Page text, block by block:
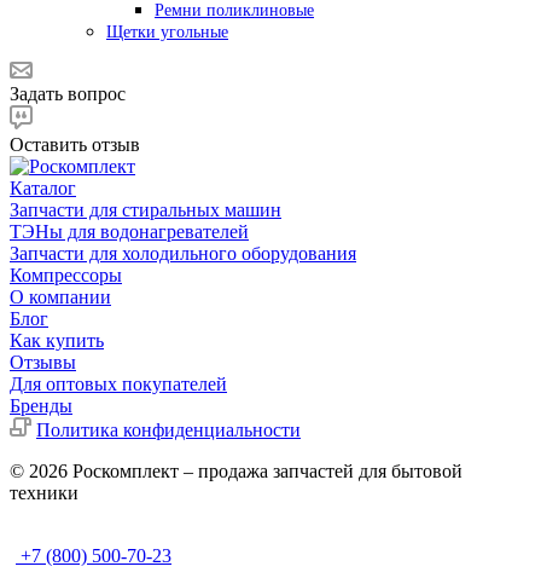
Ремни поликлиновые
Щетки угольные
Задать вопрос
Оставить отзыв
Каталог
Запчасти для стиральных машин
ТЭНы для водонагревателей
Запчасти для холодильного оборудования
Компрессоры
О компании
Блог
Как купить
Отзывы
Для оптовых покупателей
Бренды
Политика конфиденциальности
© 2026 Роскомплект – продажа запчастей для бытовой
техники
+7 (800) 500-70-23